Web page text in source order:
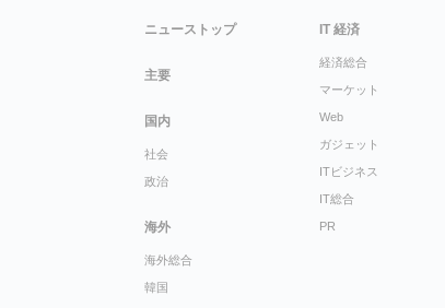
ニューストップ
主要
国内
社会
政治
海外
海外総合
韓国
IT 経済
経済総合
マーケット
Web
ガジェット
ITビジネス
IT総合
PR